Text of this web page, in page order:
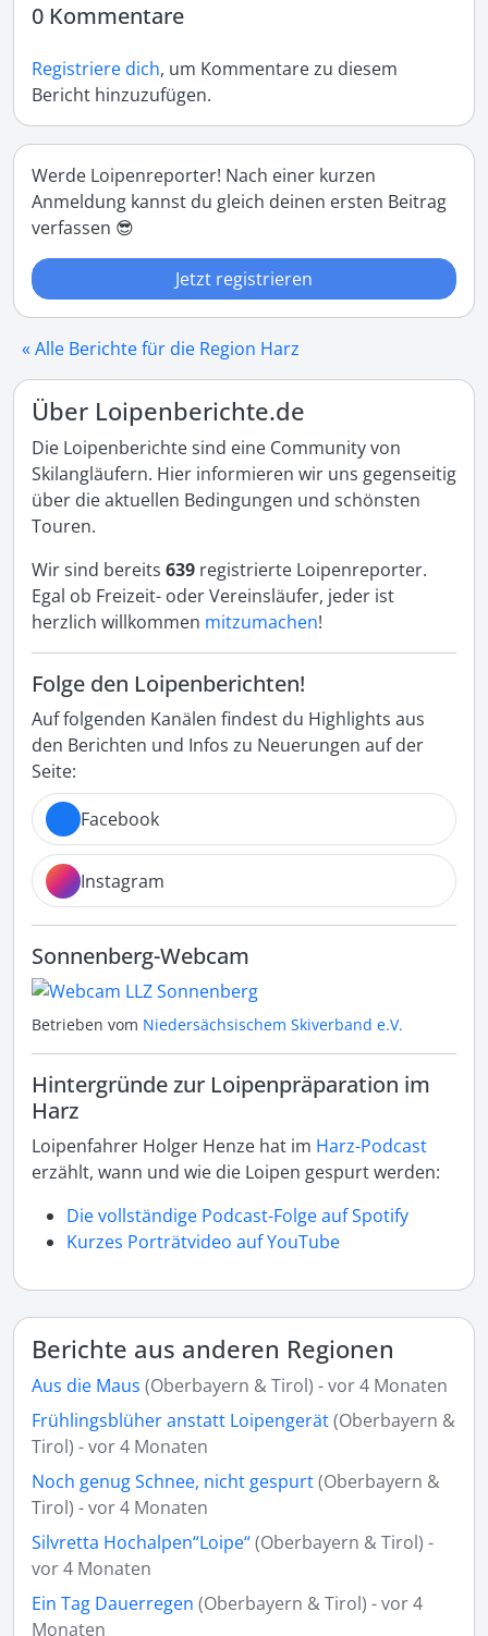
0 Kommentare
Registriere dich, um Kommentare zu diesem
Bericht hinzuzufügen.
Werde Loipenreporter! Nach einer kurzen
Anmeldung kannst du gleich deinen ersten Beitrag
verfassen 😎
Jetzt registrieren
« Alle Berichte für die Region Harz
Über Loipenberichte.de
Die Loipenberichte sind eine Community von
Skilangläufern. Hier informieren wir uns gegenseitig
über die aktuellen Bedingungen und schönsten
Touren.
Wir sind bereits 639 registrierte Loipenreporter.
Egal ob Freizeit- oder Vereinsläufer, jeder ist
herzlich willkommen mitzumachen!
Folge den Loipenberichten!
Auf folgenden Kanälen findest du Highlights aus
den Berichten und Infos zu Neuerungen auf der
Seite:
Facebook
Instagram
Sonnenberg-Webcam
Betrieben vom Niedersächsischem Skiverband e.V.
Hintergründe zur Loipenpräparation im
Harz
Loipenfahrer Holger Henze hat im Harz-Podcast
erzählt, wann und wie die Loipen gespurt werden:
Die vollständige Podcast-Folge auf Spotify
Kurzes Porträtvideo auf YouTube
Berichte aus anderen Regionen
Aus die Maus (Oberbayern & Tirol) - vor 4 Monaten
Frühlingsblüher anstatt Loipengerät(Oberbayern &
Tirol) - vor 4 Monaten
Noch genug Schnee, nicht gespurt(Oberbayern &
Tirol) - vor 4 Monaten
Silvretta Hochalpen“Loipe“(Oberbayern & Tirol) -
vor 4 Monaten
Ein Tag Dauerregen (Oberbayern & Tirol) - vor 4
Monaten